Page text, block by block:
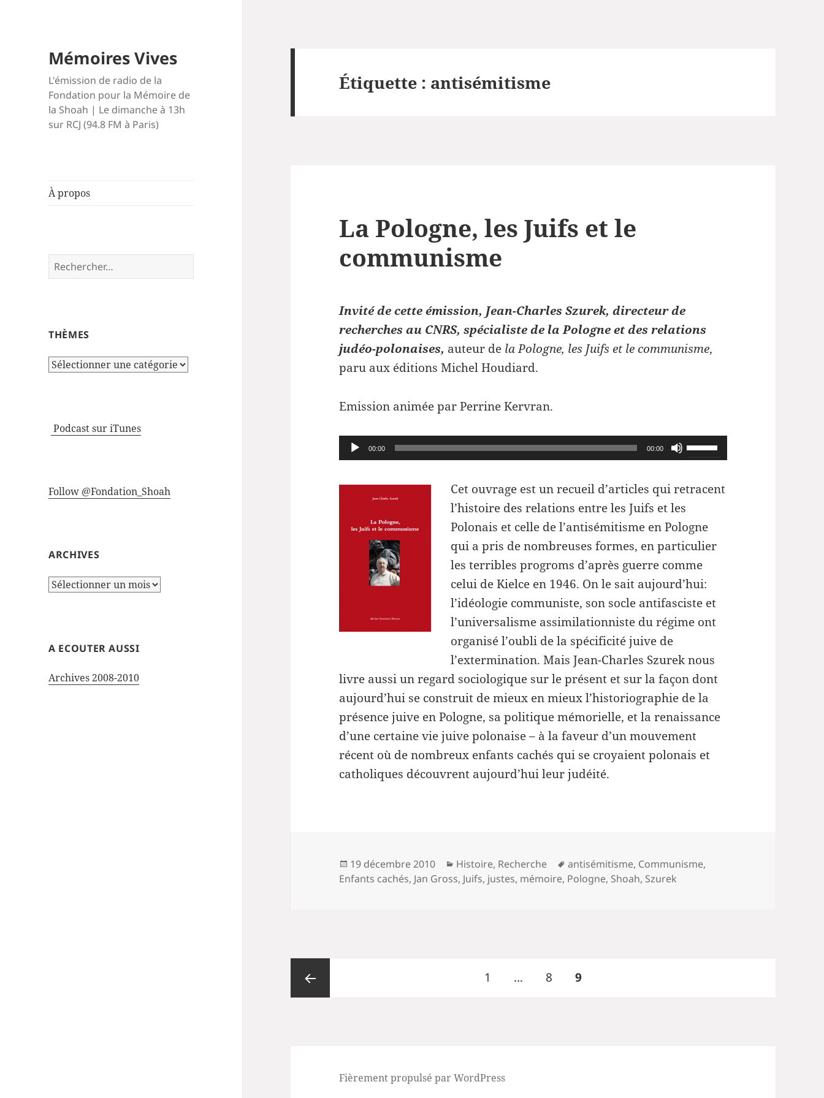
Mémoires Vives
L'émission de radio de la
Fondation pour la Mémoire de
la Shoah | Le dimanche à 13h
sur RCJ (94.8 FM à Paris)
À propos
Rechercher :
THÈMES
Thèmes
Podcast sur iTunes
Follow @Fondation_Shoah
ARCHIVES
Archives
A ECOUTER AUSSI
Archives 2008-2010
Étiquette : antisémitisme
La Pologne, les Juifs et le
communisme
Invité de cette émission, Jean-Charles Szurek, directeur de
recherches au CNRS, spécialiste de la Pologne et des relations
judéo-polonaises, auteur de la Pologne, les Juifs et le communisme,
paru aux éditions Michel Houdiard.
Emission animée par Perrine Kervran.
Lecteur
audio
00:00 00:00
Utilisez
les
augmenter
diminuer
Cet ouvrage est un recueil d’articles qui retracent
l’histoire des relations entre les Juifs et les
Polonais et celle de l’antisémitisme en Pologne
qui a pris de nombreuses formes, en particulier
les terribles progroms d’après guerre comme
celui de Kielce en 1946. On le sait aujourd’hui:
l’idéologie communiste, son socle antifasciste et
l’universalisme assimilationniste du régime ont
organisé l’oubli de la spécificité juive de
l’extermination. Mais Jean-Charles Szurek nous
livre aussi un regard sociologique sur le présent et sur la façon dont
aujourd’hui se construit de mieux en mieux l’historiographie de la
présence juive en Pologne, sa politique mémorielle, et la renaissance
d’une certaine vie juive polonaise – à la faveur d’un mouvement
récent où de nombreux enfants cachés qui se croyaient polonais et
catholiques découvrent aujourd’hui leur judéité.
Publié
le
19 décembre 2010 Catégories
Histoire, Recherche
Mots-
clés
antisémitisme, Communisme,
Enfants cachés, Jan Gross, Juifs, justes, mémoire, Pologne, Shoah, Szurek
des
Page
1 … Page
8 PAGE
9
Fièrement propulsé par WordPress